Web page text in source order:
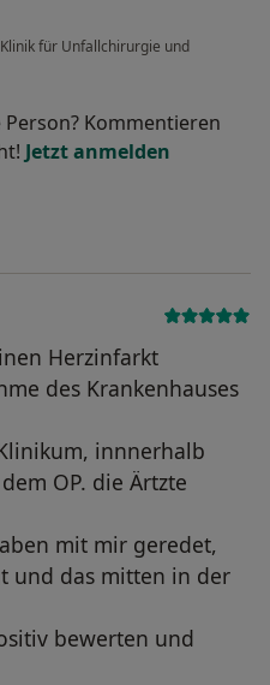
für Unfallchirurgie und
Kommentieren
Jetzt anmelden
Herzinfarkt
des Krankenhauses
innnerhalb
OP. die Ärtzte
mit mir geredet,
und das mitten in der
bewerten und